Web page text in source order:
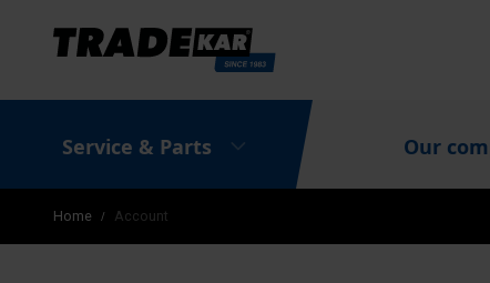
Service & Parts Our
Home Account